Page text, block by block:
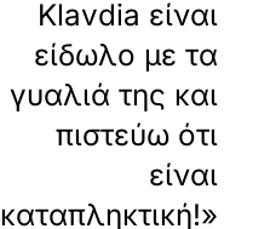
Klavdia είναι
είδωλο με τα
γυαλιά της και
πιστεύω ότι
είναι
καταπληκτική!»